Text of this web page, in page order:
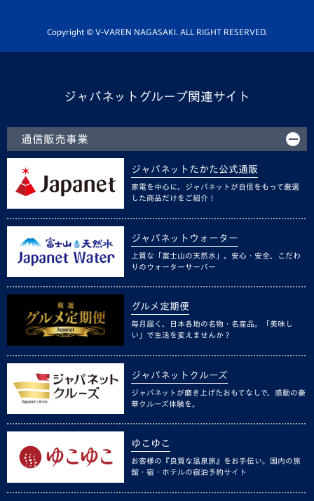
ホームタウン活動
Copyright © V-VAREN NAGASAKI. ALL RIGHT RESERVED.
ジャパネットグループ関連サイト
通信販売事業
ジャパネットたかた公式通販
家電を中心に、ジャパネットが自信をもって厳選
した商品だけをご紹介！
ジャパネットウォーター
上質な「富士山の天然水」。安心・安全、こだわ
りのウォーターサーバー
グルメ定期便
毎月届く、日本各地の名物・名産品。「美味し
い」で生活を変えませんか？
ジャパネットクルーズ
ジャパネットが磨き上げたおもてなしで、感動の豪
華クルーズ体験を。
ゆこゆこ
お客様の『良質な温泉旅』をお手伝い。国内の旅
館・宿・ホテルの宿泊予約サイト